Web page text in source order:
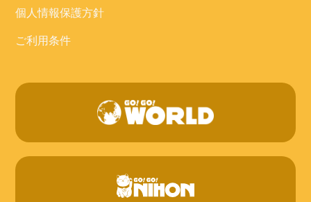
個人情報保護方針
ご利用条件